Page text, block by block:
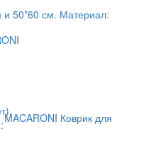
50*60 см. Материал:
MACARONI Коврик для